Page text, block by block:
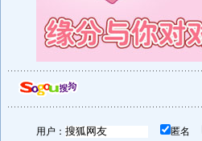
用户： 匿名